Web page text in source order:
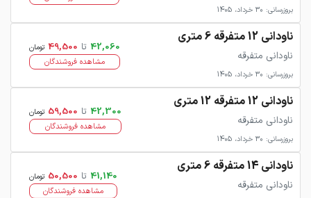
بروزرسانی: 30 خرداد، 1405
ناودانی 12 متفرقه 6 متری
ناودانی متفرقه
بروزرسانی: 30 خرداد، 1405
42,060 تا 49,500 تومان
مشاهده فروشندگان
ناودانی 12 متفرقه 12 متری
ناودانی متفرقه
بروزرسانی: 30 خرداد، 1405
42,300 تا 59,500 تومان
مشاهده فروشندگان
ناودانی 14 متفرقه 6 متری
ناودانی متفرقه
41,140 تا 50,500 تومان
مشاهده فروشندگان